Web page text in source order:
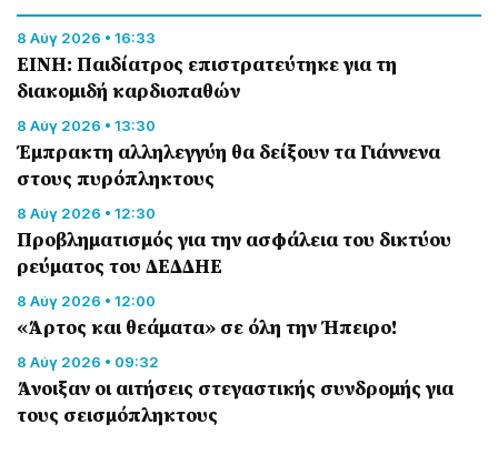
8 Αύγ 2026 • 16:33
ΕΙΝΗ: Παιδίατρος επιστρατεύτηκε για τη
διακομιδή καρδιοπαθών
8 Αύγ 2026 • 13:30
Έμπρακτη αλληλεγγύη θα δείξουν τα Γιάννενα
στους πυρόπληκτους
8 Αύγ 2026 • 12:30
Προβληματισμός για την ασφάλεια του δικτύου
ρεύματος του ΔΕΔΔΗΕ
8 Αύγ 2026 • 12:00
«Άρτος και θεάματα» σε όλη την Ήπειρο!
8 Αύγ 2026 • 09:32
Άνοιξαν οι αιτήσεις στεγαστικής συνδρομής για
τους σεισμόπληκτους